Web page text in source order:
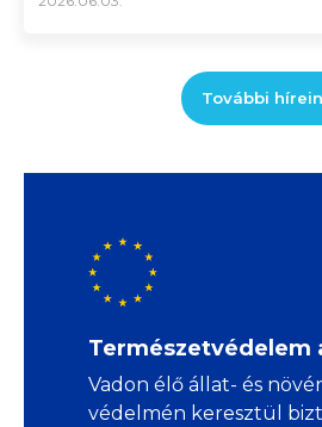
További
Természetvédelem
Vadon élő állat- és
védelmén keresztül